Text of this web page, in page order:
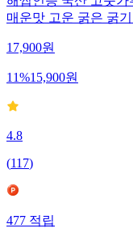
해썹인증 국산 고춧
매운맛 고운 굵은 굵기
17,900원
11%15,900원
4.8
(117)
477적립